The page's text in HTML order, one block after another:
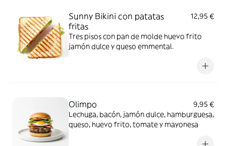
Sunny Bikini con patatas
fritas
12,95 €
Tres pisos con pan de molde huevo frito
jamón dulce y queso emmental.
Olimpo
9,95 €
Lechuga, bacón, jamón dulce, hamburguesa,
queso, huevo frito, tomate y mayonesa